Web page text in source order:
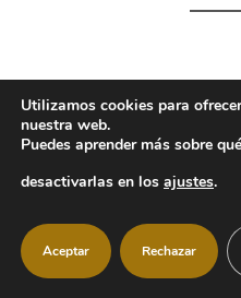
Utilizamos cookies para
nuestra web.
Puedes aprender más sobre
desactivarlas en los ajustes.
Aceptar Rechazar